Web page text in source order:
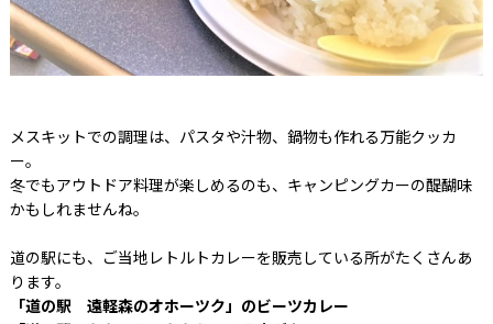
メスキットでの調理は、パスタや汁物、鍋物も作れる万能クッカ
ー。
冬でもアウトドア料理が楽しめるのも、キャンピングカーの醍醐味
かもしれませんね。
道の駅にも、ご当地レトルトカレーを販売している所がたくさんあ
ります。
「道の駅 遠軽森のオホーツク」のビーツカレー